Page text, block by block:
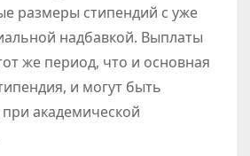
размеры стипендий с уже
надбавкой. Выплаты
же период, что и основная
и могут быть
академической